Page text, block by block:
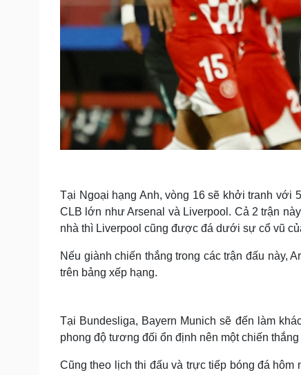
Tại Ngoại hạng Anh, vòng 16 sẽ khởi tranh với
CLB lớn như Arsenal và Liverpool. Cả 2 trận
nhà thì Liverpool cũng được đá dưới sự cổ vũ
Nếu giành chiến thắng trong các trận đấu này,
trên bảng xếp hạng.
Tại Bundesliga, Bayern Munich sẽ đến làm
phong độ tương đối ổn định nên một chiến
Cũng theo lịch thi đấu và trực tiếp bóng đá